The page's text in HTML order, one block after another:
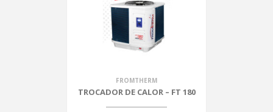
FROMTHERM
TROCADOR DE CALOR – FT 180